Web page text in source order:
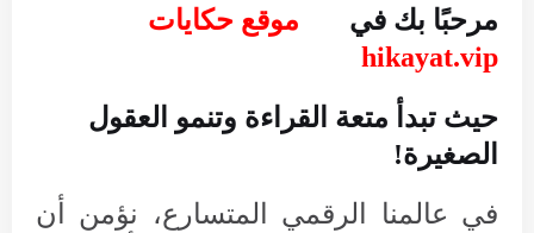
مرحبًا بك في موقع حكايات
hikayat.vip
حيث تبدأ متعة القراءة وتنمو العقول
الصغيرة!
في عالمنا الرقمي المتسارع، نؤمن أن